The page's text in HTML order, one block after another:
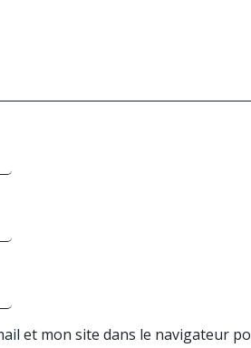
et mon site dans le navigateur